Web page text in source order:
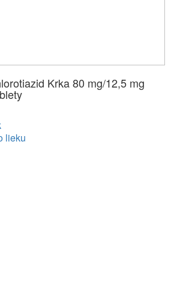
Krka 80 mg/12,5 mg
lieku